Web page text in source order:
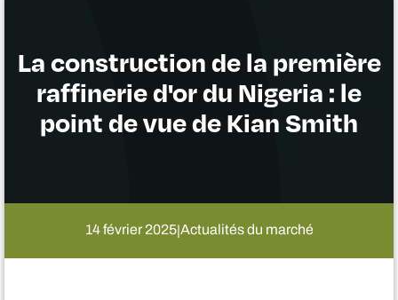
La construction de la première
raffinerie d'or du Nigeria : le
point de vue de Kian Smith
14 février 2025|Actualités du marché